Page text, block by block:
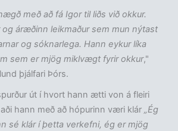
með að fá Igor til liðs við okkur.
áræðinn leikmaður sem mun nýtast
og sóknarlega. Hann eykur líka
sem er mjög miklvægt fyrir okkur,"
þjálfari Þórs.
út í hvort hann ætti von á fleiri
hann með að hópurinn væri klár „Ég
sé klár í þetta verkefni, ég er mjög